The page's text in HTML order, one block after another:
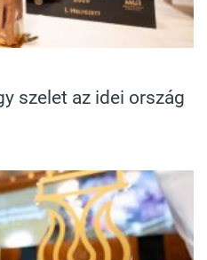
szelet az idei ország